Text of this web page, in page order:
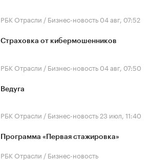
РБК Отрасли / Бизнес-новость 04 авг, 07:52
Страховка от кибермошенников
РБК Отрасли / Бизнес-новость 04 авг, 07:50
Ведуга
РБК Отрасли / Бизнес-новость 23 июл, 11:40
Программа «Первая стажировка»
РБК Отрасли / Бизнес-новость